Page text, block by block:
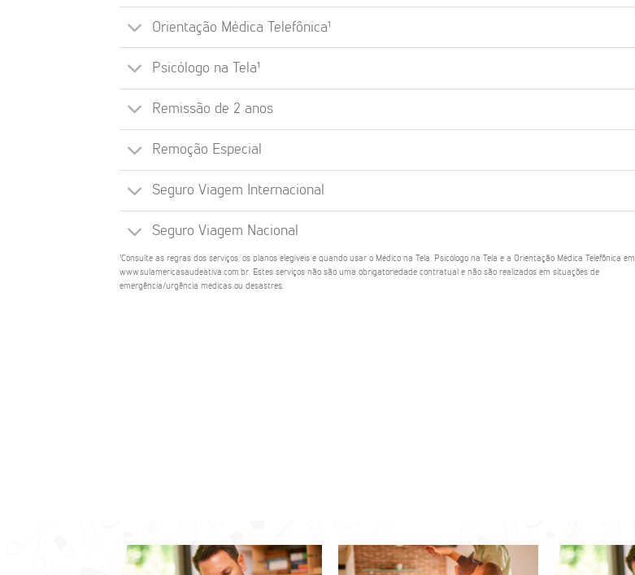
Orientação Médica Telefônica¹
Psicólogo na Tela¹
Remissão de 2 anos
Remoção Especial
Seguro Viagem Internacional
Seguro Viagem Nacional
¹Consulte as regras dos serviços, os planos elegíveis e quando usar o Médico na Tela, Psicólogo na Tela e a Orientação Médica Telefônica em
www.sulamericasaudeativa.com.br. Estes serviços não são uma obrigatoriedade contratual e não são realizados em situações de
emergência/urgência médicas ou desastres.